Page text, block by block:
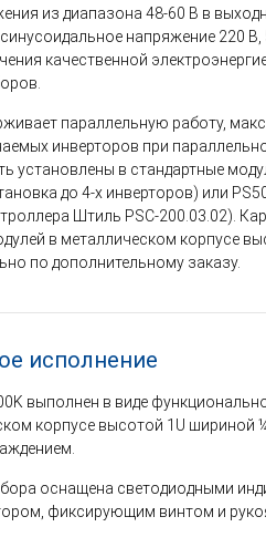
из диапазона 48-60 В в
напряжение 220 В,
качественной
параллельную работу,
инверторов при
установлены в стандартные
до 4-х инверторов) или
Штиль PSC-200.03.02).
в металлическом корпусе
по дополнительному заказу.
исполнение
выполнен в виде
корпусе высотой 1U шириной ¼
оснащена светодиодными
фиксирующим винтом и